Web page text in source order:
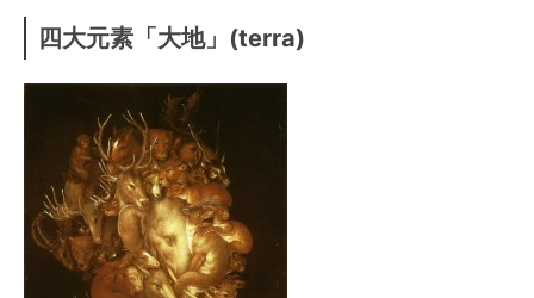
四大元素「大地」(terra)